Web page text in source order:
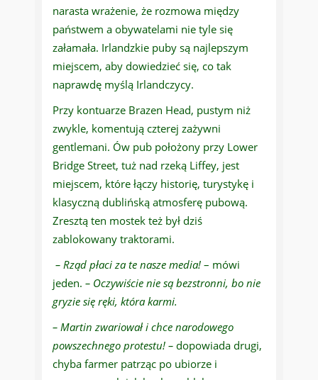
narasta wrażenie, że rozmowa między
państwem a obywatelami nie tyle się
załamała. Irlandzkie puby są najlepszym
miejscem, aby dowiedzieć się, co tak
naprawdę myślą Irlandczycy.
Przy kontuarze Brazen Head, pustym niż
zwykle, komentują czterej zażywni
gentlemani. Ów pub położony przy Lower
Bridge Street, tuż nad rzeką Liffey, jest
miejscem, które łączy historię, turystykę i
klasyczną dublińską atmosferę pubową.
Zresztą ten mostek też był dziś
zablokowany traktorami.
– Rząd płaci za te nasze media! – mówi
jeden. – Oczywiście nie są bezstronni, bo nie
gryzie się ręki, która karmi.
– Martin zwariował i chce narodowego
powszechnego protestu! – dopowiada drugi,
chyba farmer patrząc po ubiorze i